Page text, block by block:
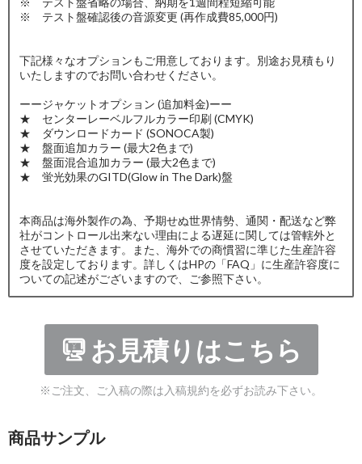
※ テスト盤確認後の音源変更 (再作成費85,000円)
下記様々なオプションもご用意しております。別途お見積もり
いたしますのでお問い合わせください。
ーージャケットオプション (追加料金)ーー
★ センターレーベルフルカラー印刷 (CMYK)
★ ダウンロードカード (SONOCA製)
★ 盤面追加カラー (最大2色まで)
★ 盤面混合追加カラー (最大2色まで)
★ 蛍光効果のGITD(Glow in The Dark)盤
本商品は海外製作の為、予期せぬ世界情勢、通関・配送など弊
社がコントロール出来ない理由による遅延に関しては管轄外と
させていただきます。また、海外での商慣習に準じた生産許容
度を設定しております。詳しくはHPの「FAQ」に生産許容度に
ついての記述がございますので、ご参照下さい。
お見積りはこちら
※ご注文、ご入稿の際は入稿規約を必ずお読み下さい。
商品サンプル